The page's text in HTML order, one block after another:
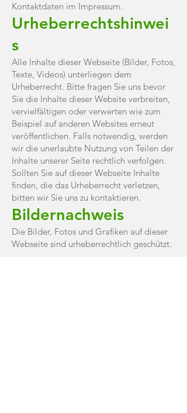
Kontaktdaten im Impressum.
Urheberrechtshinwei
s
Alle Inhalte dieser Webseite (Bilder, Fotos,
Texte, Videos) unterliegen dem
Urheberrecht. Bitte fragen Sie uns bevor
Sie die Inhalte dieser Website verbreiten,
vervielfältigen oder verwerten wie zum
Beispiel auf anderen Websites erneut
veröffentlichen. Falls notwendig, werden
wir die unerlaubte Nutzung von Teilen der
Inhalte unserer Seite rechtlich verfolgen.
Sollten Sie auf dieser Webseite Inhalte
finden, die das Urheberrecht verletzen,
bitten wir Sie uns zu kontaktieren.
Bildernachweis
Die Bilder, Fotos und Grafiken auf dieser
Webseite sind urheberrechtlich geschützt.